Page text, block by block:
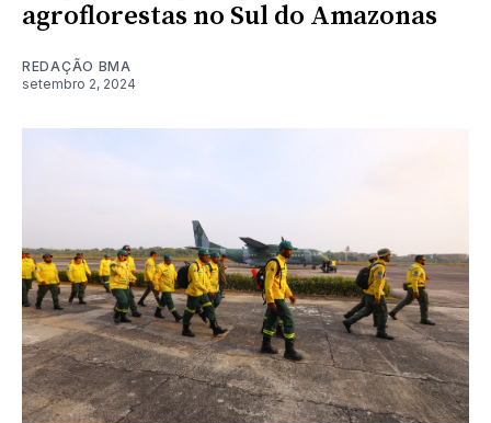
agroflorestas no Sul do Amazonas
REDAÇÃO BMA
setembro 2, 2024